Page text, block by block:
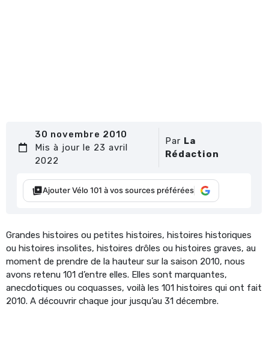
30 novembre 2010
Mis à jour le 23 avril
2022
Par La
Rédaction
Ajouter Vélo 101 à vos sources préférées
Grandes histoires ou petites histoires, histoires historiques
ou histoires insolites, histoires drôles ou histoires graves, au
moment de prendre de la hauteur sur la saison 2010, nous
avons retenu 101 d’entre elles. Elles sont marquantes,
anecdotiques ou coquasses, voilà les 101 histoires qui ont fait
2010. A découvrir chaque jour jusqu’au 31 décembre.